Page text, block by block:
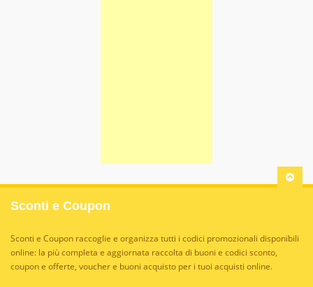
Sconti e Coupon
Sconti e Coupon raccoglie e organizza tutti i codici promozionali disponibili
online: la più completa e aggiornata raccolta di buoni e codici sconto,
coupon e offerte, voucher e buoni acquisto per i tuoi acquisti online.